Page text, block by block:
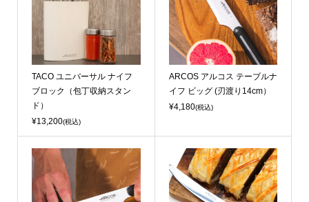
TACO ユニバーサル ナイフ
ブロック（包丁収納スタン
ド）
¥13,200(税込)
ARCOS アルコス テーブルナ
イフ ビッグ (刃渡り14cm）
¥4,180(税込)